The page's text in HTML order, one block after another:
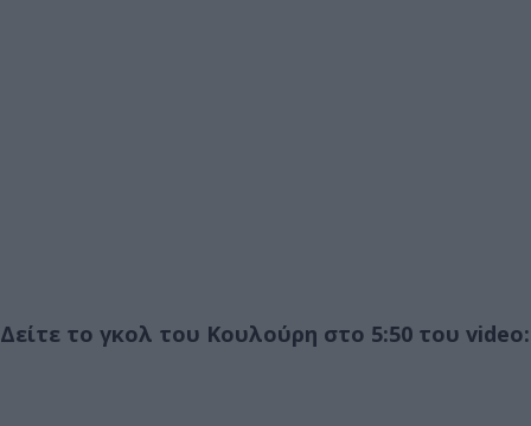
Δείτε το γκολ του Κουλούρη στο 5:50 του video: